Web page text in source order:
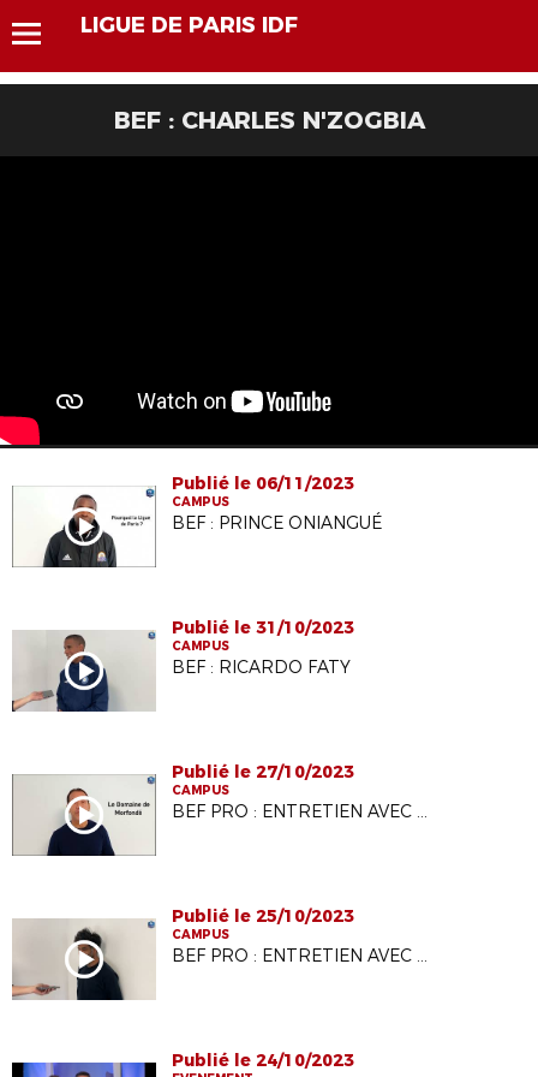
LIGUE DE PARIS IDF
BEF : CHARLES N'ZOGBIA
Publié le 06/11/2023
CAMPUS
BEF : PRINCE ONIANGUÉ
Publié le 31/10/2023
CAMPUS
BEF : RICARDO FATY
Publié le 27/10/2023
CAMPUS
BEF PRO : ENTRETIEN AVEC ALI BENARBIA
Publié le 25/10/2023
CAMPUS
BEF PRO : ENTRETIEN AVEC VIKASH DHORASOO
Publié le 24/10/2023